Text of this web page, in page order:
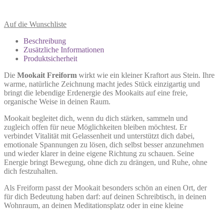
Auf die Wunschliste
Beschreibung
Zusätzliche Informationen
Produktsicherheit
Die Mookait Freiform wirkt wie ein kleiner Kraftort aus Stein. Ihre
warme, natürliche Zeichnung macht jedes Stück einzigartig und
bringt die lebendige Erdenergie des Mookaits auf eine freie,
organische Weise in deinen Raum.
Mookait begleitet dich, wenn du dich stärken, sammeln und
zugleich offen für neue Möglichkeiten bleiben möchtest. Er
verbindet Vitalität mit Gelassenheit und unterstützt dich dabei,
emotionale Spannungen zu lösen, dich selbst besser anzunehmen
und wieder klarer in deine eigene Richtung zu schauen. Seine
Energie bringt Bewegung, ohne dich zu drängen, und Ruhe, ohne
dich festzuhalten.
Als Freiform passt der Mookait besonders schön an einen Ort, der
für dich Bedeutung haben darf: auf deinen Schreibtisch, in deinen
Wohnraum, an deinen Meditationsplatz oder in eine kleine